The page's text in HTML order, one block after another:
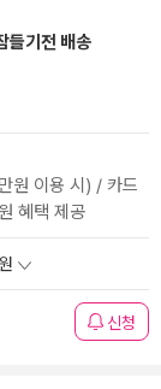
들기전 배송
원 이용 시) / 카드
혜택 제공
신청